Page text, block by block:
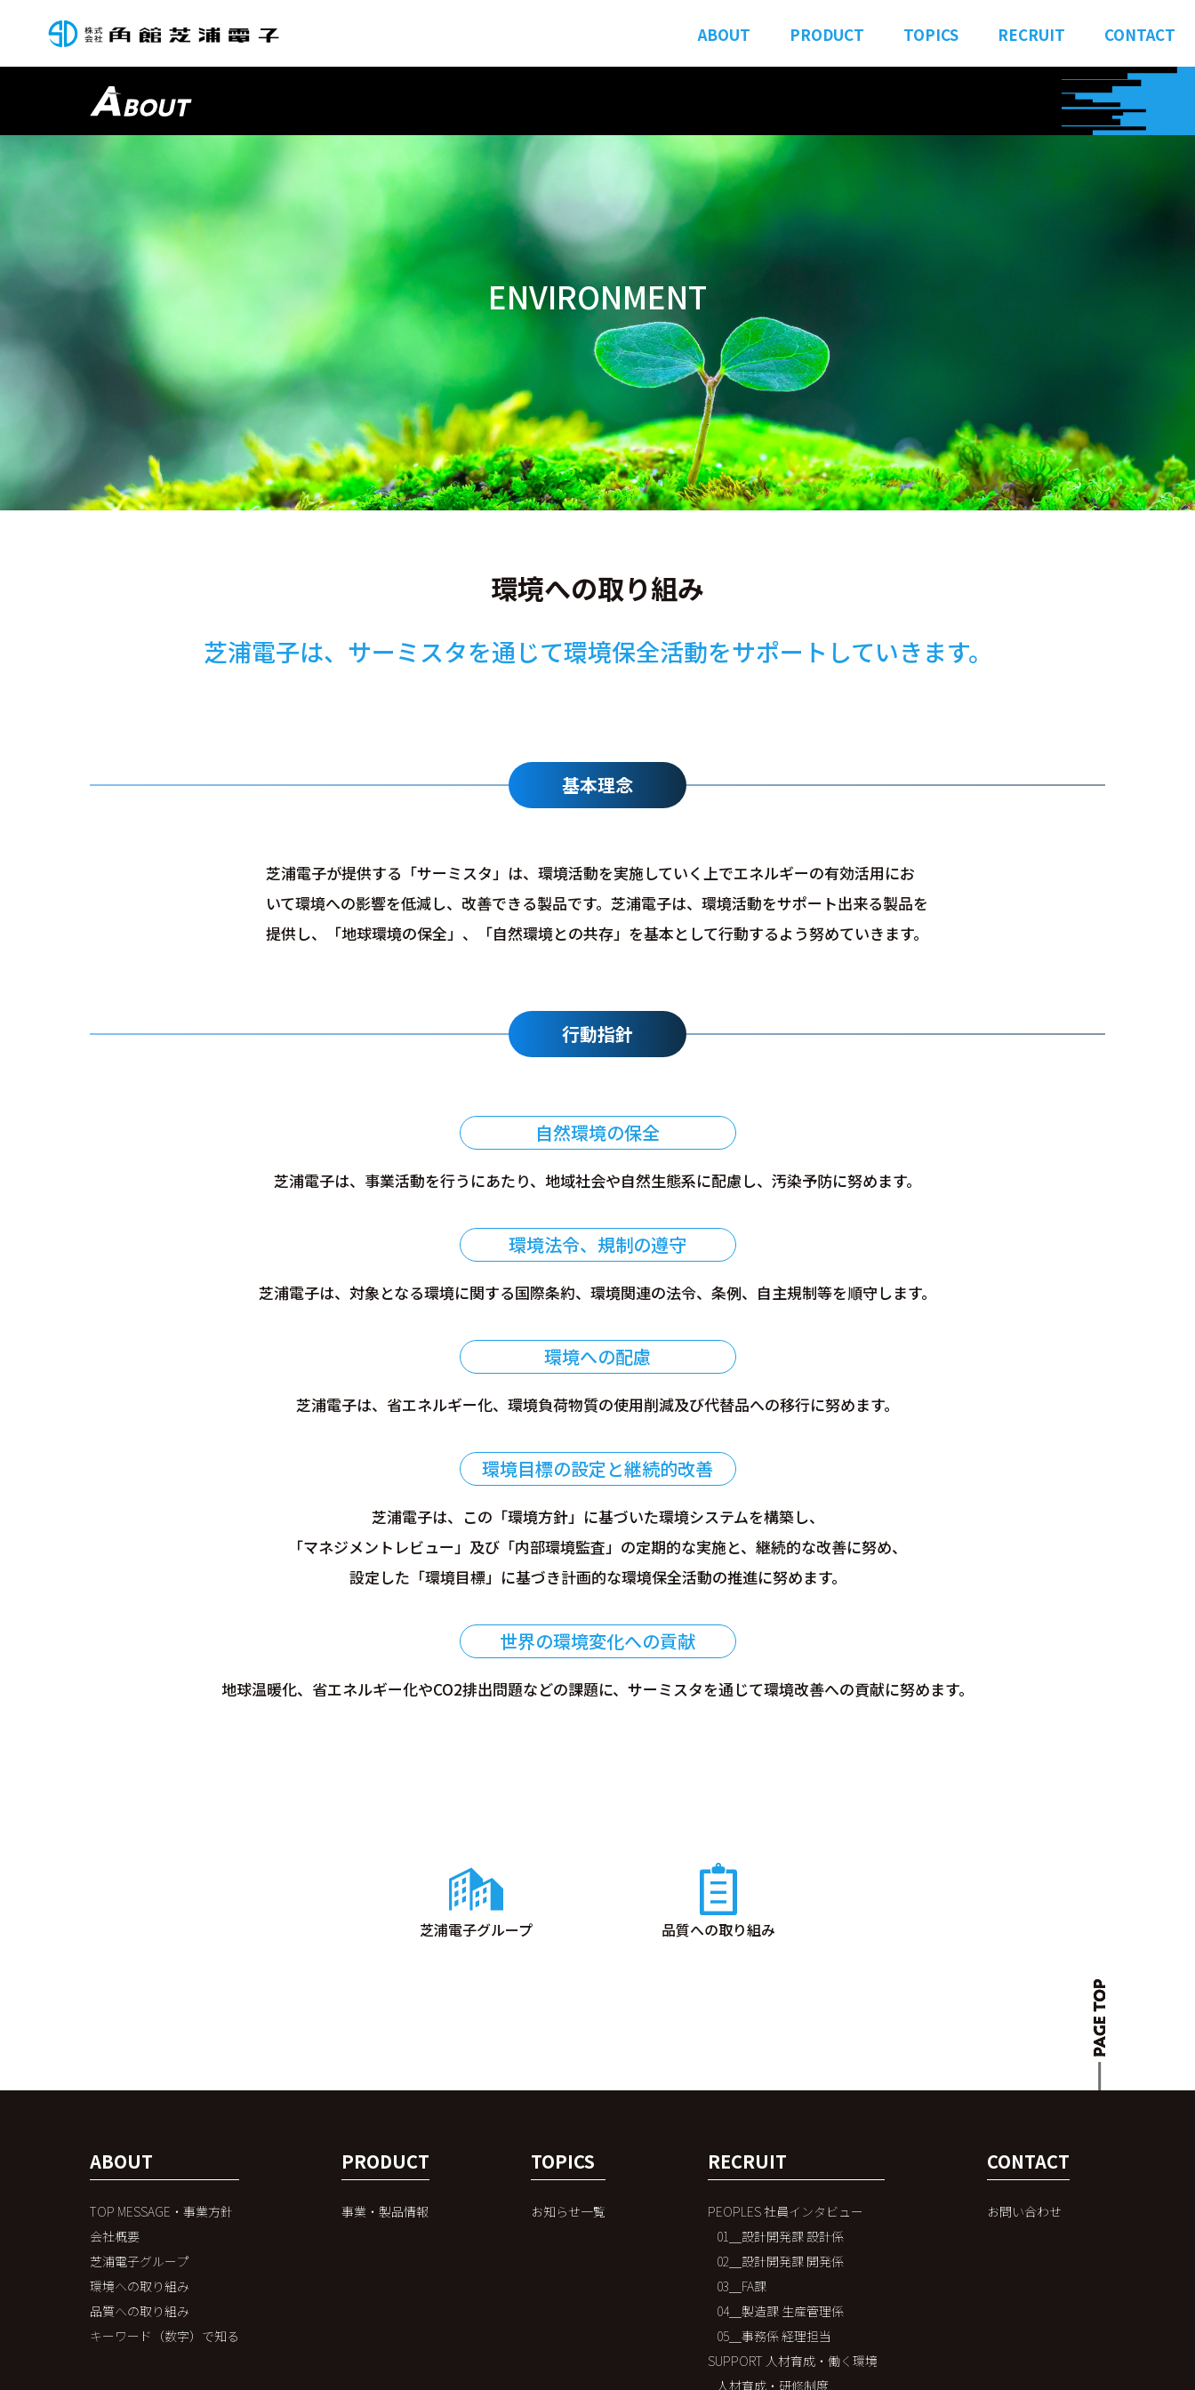
ABOUT PRODUCT TOPICS RECRUIT CONTACT
ENVIRONMENT
環境への取り組み
芝浦電子は、サーミスタを通じて環境保全活動をサポートしていきます。
基本理念
芝浦電子が提供する「サーミスタ」は、環境活動を実施していく上でエネルギーの有効活用にお
いて環境への影響を低減し、改善できる製品です。芝浦電子は、環境活動をサポート出来る製品を
提供し、「地球環境の保全」、「自然環境との共存」を基本として行動するよう努めていきます。
行動指針
自然環境の保全
芝浦電子は、事業活動を行うにあたり、地域社会や自然生態系に配慮し、汚染予防に努めます。
環境法令、規制の遵守
芝浦電子は、対象となる環境に関する国際条約、環境関連の法令、条例、自主規制等を順守します。
環境への配慮
芝浦電子は、省エネルギー化、環境負荷物質の使用削減及び代替品への移行に努めます。
環境目標の設定と継続的改善
芝浦電子は、この「環境方針」に基づいた環境システムを構築し、
「マネジメントレビュー」及び「内部環境監査」の定期的な実施と、継続的な改善に努め、
設定した「環境目標」に基づき計画的な環境保全活動の推進に努めます。
世界の環境変化への貢献
地球温暖化、省エネルギー化やCO2排出問題などの課題に、サーミスタを通じて環境改善への貢献に努めます。
芝浦電子グループ 品質への取り組み
ABOUT
TOP MESSAGE・事業方針
会社概要
芝浦電子グループ
環境への取り組み
品質への取り組み
キーワード（数字）で知る
PRODUCT
事業・製品情報
TOPICS
お知らせ一覧
RECRUIT
PEOPLES 社員インタビュー
01＿設計開発課 設計係
02＿設計開発課 開発係
03＿FA課
04＿製造課 ⽣産管理係
05＿事務係 経理担当
SUPPORT 人材育成・働く環境
人材育成・研修制度
CONTACT
お問い合わせ